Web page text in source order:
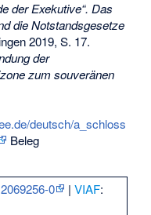
der Exekutive“. Das
die Notstandsgesetze
2019, S. 17.
der
zum souveränen
deutsch/a_schloss
Beleg
2069256-0 |VIAF: